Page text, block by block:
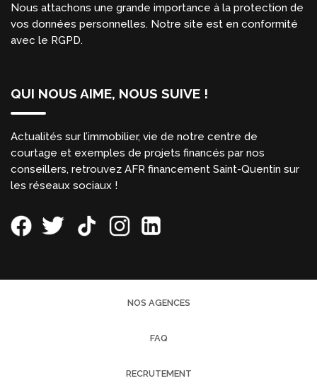
Nous attachons une grande importance à la protection de
vos données personnelles. Notre site est en conformité
avec le RGPD.
QUI NOUS AIME, NOUS SUIVE !
Actualités sur l’immobilier, vie de notre centre de
courtage et exemples de projets financés par nos
conseillers, retrouvez AFR financement Saint-Quentin sur
les réseaux sociaux !
NOS AGENCES
FAQ
RECRUTEMENT